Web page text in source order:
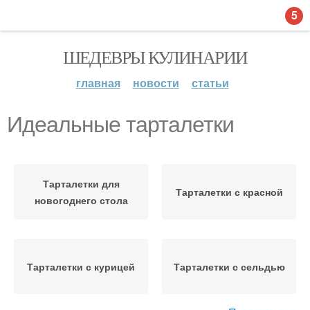
ШЕДЕВРЫ КУЛИНАРИИ
главная новости статьи
Идеальные тарталетки
Тарталетки для
новогоднего стола
Тарталетки с красной
Тарталетки с курицей Тарталетки с сельдью
5